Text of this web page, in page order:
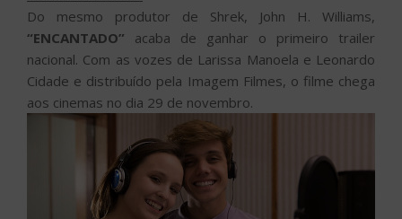
Do mesmo produtor de Shrek, John H. Williams,
“ENCANTADO” acaba de ganhar o primeiro trailer
nacional. Com as vozes de Larissa Manoela e Leonardo
Cidade e distribuído pela Imagem Filmes, o filme chega
aos cinemas no dia 29 de novembro.